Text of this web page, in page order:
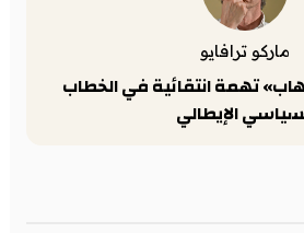
ماركو ترافايو
تهمة انتقائية في الخطاب
الإيطالي